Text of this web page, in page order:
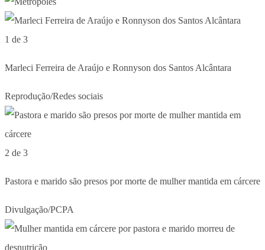
1 de 3
Marleci Ferreira de Araújo e Ronnyson dos Santos Alcântara
Reprodução/Redes sociais
2 de 3
Pastora e marido são presos por morte de mulher mantida em cárcere
Divulgação/PCPA